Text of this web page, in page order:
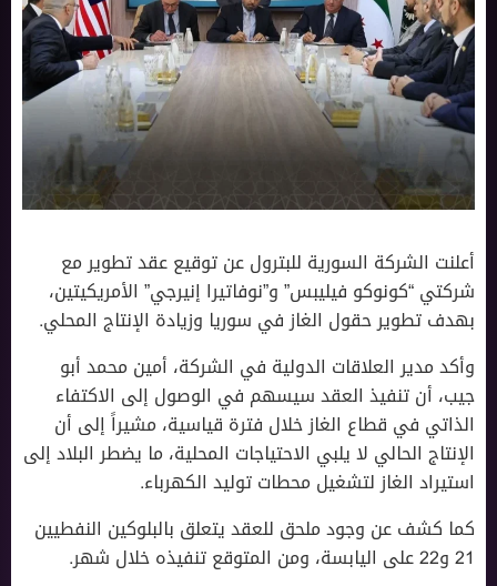
أعلنت الشركة السورية للبترول عن توقيع عقد تطوير مع
شركتي “كونوكو فيليبس” و”نوفاتيرا إنيرجي” الأمريكيتين،
بهدف تطوير حقول الغاز في سوريا وزيادة الإنتاج المحلي.
وأكد مدير العلاقات الدولية في الشركة، أمين محمد أبو
جيب، أن تنفيذ العقد سيسهم في الوصول إلى الاكتفاء
الذاتي في قطاع الغاز خلال فترة قياسية، مشيراً إلى أن
الإنتاج الحالي لا يلبي الاحتياجات المحلية، ما يضطر البلاد إلى
استيراد الغاز لتشغيل محطات توليد الكهرباء.
كما كشف عن وجود ملحق للعقد يتعلق بالبلوكين النفطيين
21 و22 على اليابسة، ومن المتوقع تنفيذه خلال شهر.